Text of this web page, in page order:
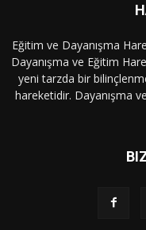
Eğitim ve Dayanışma
Dayanışma ve Eğitim
yeni tarzda bir
hareketidir. Dayanışma